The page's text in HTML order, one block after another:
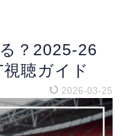
？2025-26
聴ガイド
2026-03-25